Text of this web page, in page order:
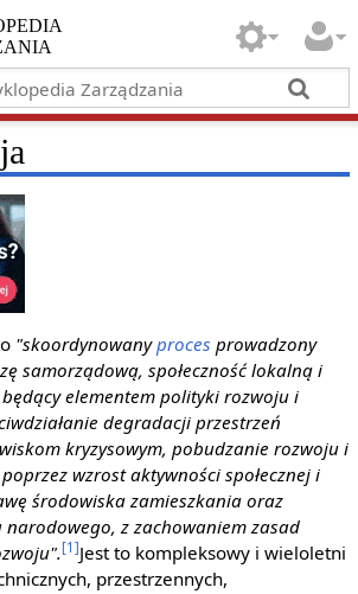
"skoordynowanyproces prowadzony
samorządową, społeczność lokalną i
elementem polityki rozwoju i
degradacji przestrzeń
kryzysowym, pobudzanie rozwoju i
wzrost aktywności społecznej i
środowiska zamieszkania oraz
z zachowaniem zasad
[1]Jest to kompleksowy i wieloletni
przestrzennych,